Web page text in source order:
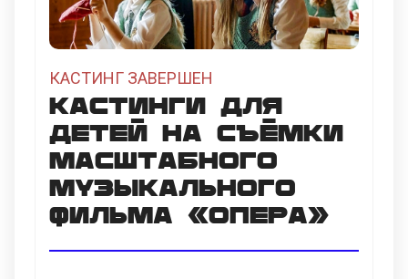
КАСТИНГ ЗАВЕРШЕН
Кастинги для
детей на съёмки
масштабного
музыкального
фильма «ОПЕРА»